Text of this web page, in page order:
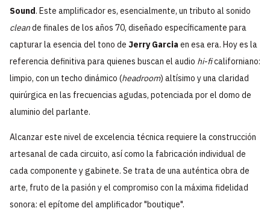
Sound. Este amplificador es, esencialmente, un tributo al sonido
cleande finales de los años 70, diseñado específicamente para
capturar la esencia del tono de Jerry Garcia en esa era. Hoy es la
referencia definitiva para quienes buscan el audio hi-ficaliforniano:
limpio, con un techo dinámico (headroom) altísimo y una claridad
quirúrgica en las frecuencias agudas, potenciada por el domo de
aluminio del parlante.
Alcanzar este nivel de excelencia técnica requiere la construcción
artesanal de cada circuito, así como la fabricación individual de
cada componente y gabinete. Se trata de una auténtica obra de
arte, fruto de la pasión y el compromiso con la máxima fidelidad
sonora: el epítome del amplificador "boutique".